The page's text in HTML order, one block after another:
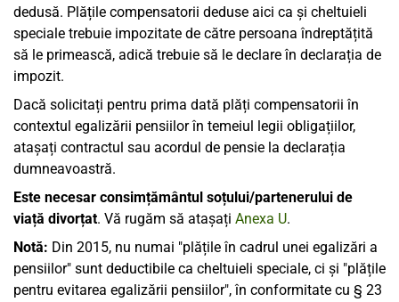
dedusă. Plățile compensatorii deduse aici ca și cheltuieli
speciale trebuie impozitate de către persoana îndreptățită
să le primească, adică trebuie să le declare în declarația de
impozit.
Dacă solicitați pentru prima dată plăți compensatorii în
contextul egalizării pensiilor în temeiul legii obligațiilor,
atașați contractul sau acordul de pensie la declarația
dumneavoastră.
Este necesar consimțământul soțului/partenerului de
viață divorțat. Vă rugăm să atașați Anexa U.
Notă: Din 2015, nu numai "plățile în cadrul unei egalizări a
pensiilor" sunt deductibile ca cheltuieli speciale, ci și "plățile
pentru evitarea egalizării pensiilor", în conformitate cu § 23